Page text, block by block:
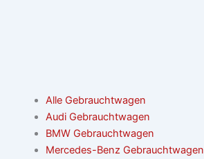
Alle Gebrauchtwagen
Audi Gebrauchtwagen
BMW Gebrauchtwagen
Mercedes-Benz Gebrauchtwagen